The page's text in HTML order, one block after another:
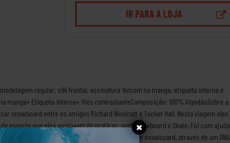
IR PARA A LOJA
regular, silk frontal, assinatura Volcom na manga, etiqueta interna e
manga+ Etiqueta interna+ Viés contrastanteComposição: 100% AlgodãoSobre a
snowboard entre os amigos Richard Woolcott e Tucker Hall. Nesta viagem eles
esporte que eles gostavam de praticar: surf, snowboard e Skate. Foi com ajuda
de inovar todo o mercado do surf, skate e snowboard, através de um DNA